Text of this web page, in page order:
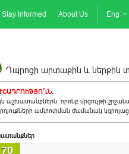
Stay Informed About Us Eng
Դպրոցի արտաքին և ներքին
աշխատանքներն, որոնք մրցույթի
ամփոփման ժամանակ
70